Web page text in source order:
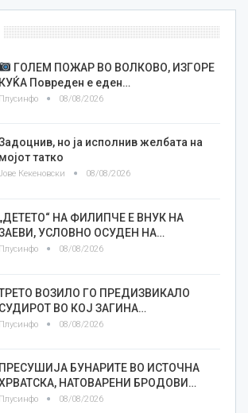
ГОЛЕМ ПОЖАР ВО ВОЛКОВО, ИЗГОРЕ
КУЌА Повреден е еден…
Плусинфо 08/08/2026
но ја исполнив желбата на
мојот татко
Кекеновски 08/08/2026
„ДЕТЕТО“ НА ФИЛИПЧЕ Е ВНУК НА
УСЛОВНО ОСУДЕН НА…
Плусинфо 08/08/2026
ВОЗИЛО ГО ПРЕДИЗВИКАЛО
СУДИРОТ ВО КОЈ ЗАГИНА…
Плусинфо 08/08/2026
ПРЕСУШИЈА БУНАРИТЕ ВО ИСТОЧНА
НАТОВАРЕНИ БРОДОВИ…
Плусинфо 08/08/2026